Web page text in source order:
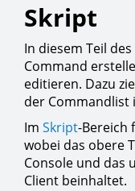
Skript
In diesem Teil
Command
editieren. Dazu
der Commandlist
Im Skript-Bereich
wobei das obere
Console und das
Client beinhaltet.